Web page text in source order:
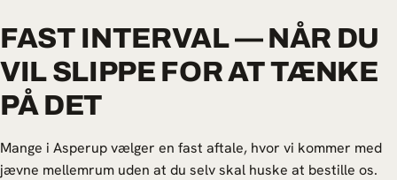
FAST INTERVAL — NÅR DU
VIL SLIPPE FOR AT TÆNKE
PÅ DET
Mange i Asperup vælger en fast aftale, hvor vi kommer med
jævne mellemrum uden at du selv skal huske at bestille os.